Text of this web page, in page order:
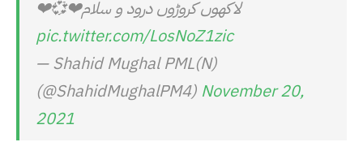
لاکھوں کروڑوں درود و سلام❤💞❤
pic.twitter.com/LosNoZ1zic
— Shahid Mughal PML(N)
(@ShahidMughalPM4) November 20,
2021